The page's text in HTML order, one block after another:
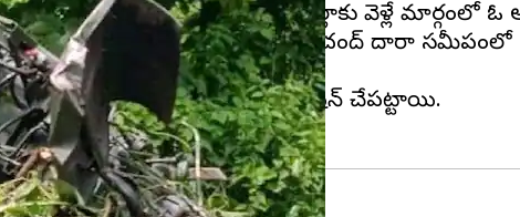
నుండి సిక్కింలోని పాక్యోంగ్ జిల్లాకు వెళ్లే మార్గంలో
రెనోక్ రోంగ్లీ రాష్ట్ర రహదారిపై దలోప్‌చంద్ దారా
చేరుకుని రెస్క్యూ ఆపరేషన్ చేపట్టాయి.